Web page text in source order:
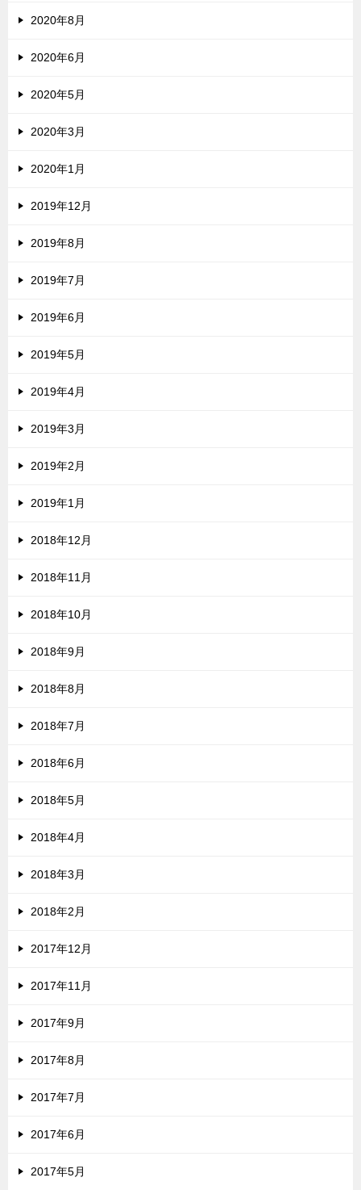
2020年8月
2020年6月
2020年5月
2020年3月
2020年1月
2019年12月
2019年8月
2019年7月
2019年6月
2019年5月
2019年4月
2019年3月
2019年2月
2019年1月
2018年12月
2018年11月
2018年10月
2018年9月
2018年8月
2018年7月
2018年6月
2018年5月
2018年4月
2018年3月
2018年2月
2017年12月
2017年11月
2017年9月
2017年8月
2017年7月
2017年6月
2017年5月